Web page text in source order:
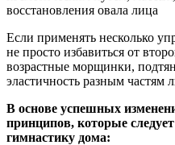
Если применять несколько
не просто избавиться от
возрастные морщинки,
эластичность разным частям
В основе успешных
принципов, которые
гимнастику дома: